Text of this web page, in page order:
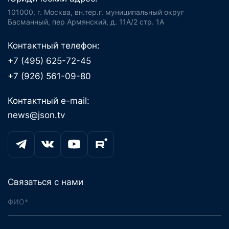
101000, г. Москва, вн.тер.г. муниципальный округ
Басманный, пер Армянский, д. 11А/2 стр. 1А
Контактный телефон:
+7 (495) 625-72-45
+7 (926) 561-09-80
Контактный e-mail:
news@json.tv
Связаться с нами